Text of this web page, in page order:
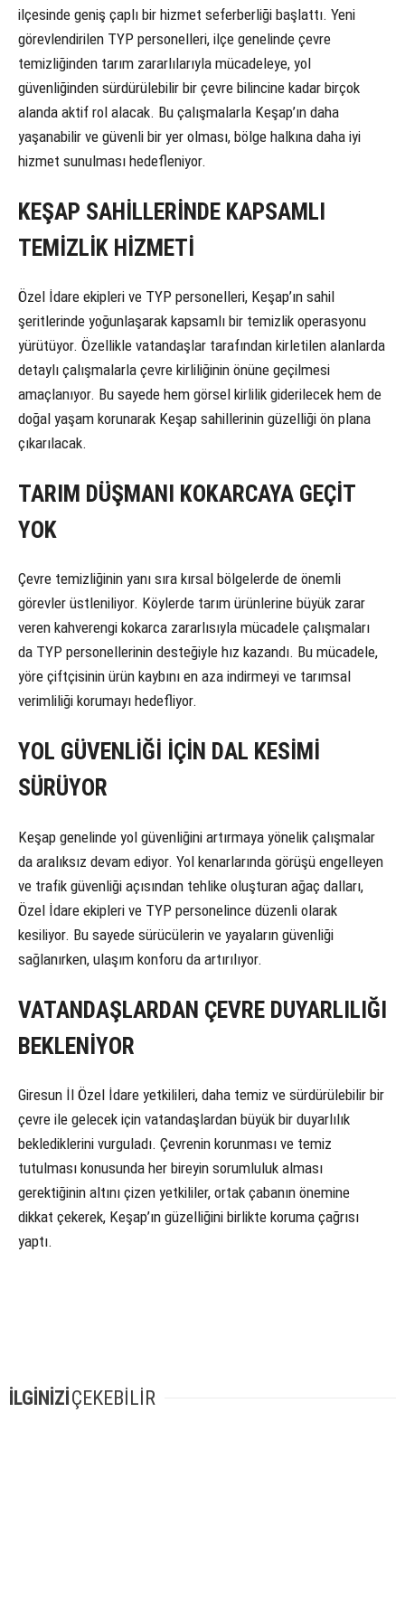
ilçesinde geniş çaplı bir hizmet seferberliği başlattı. Yeni
görevlendirilen TYP personelleri, ilçe genelinde çevre
temizliğinden tarım zararlılarıyla mücadeleye, yol
güvenliğinden sürdürülebilir bir çevre bilincine kadar birçok
alanda aktif rol alacak. Bu çalışmalarla Keşap’ın daha
yaşanabilir ve güvenli bir yer olması, bölge halkına daha iyi
hizmet sunulması hedefleniyor.
KEŞAP SAHİLLERİNDE KAPSAMLI
TEMİZLİK HİZMETİ
Özel İdare ekipleri ve TYP personelleri, Keşap’ın sahil
şeritlerinde yoğunlaşarak kapsamlı bir temizlik operasyonu
yürütüyor. Özellikle vatandaşlar tarafından kirletilen alanlarda
detaylı çalışmalarla çevre kirliliğinin önüne geçilmesi
amaçlanıyor. Bu sayede hem görsel kirlilik giderilecek hem de
doğal yaşam korunarak Keşap sahillerinin güzelliği ön plana
çıkarılacak.
TARIM DÜŞMANI KOKARCAYA GEÇİT
YOK
Çevre temizliğinin yanı sıra kırsal bölgelerde de önemli
görevler üstleniliyor. Köylerde tarım ürünlerine büyük zarar
veren kahverengi kokarca zararlısıyla mücadele çalışmaları
da TYP personellerinin desteğiyle hız kazandı. Bu mücadele,
yöre çiftçisinin ürün kaybını en aza indirmeyi ve tarımsal
verimliliği korumayı hedefliyor.
YOL GÜVENLİĞİ İÇİN DAL KESİMİ
SÜRÜYOR
Keşap genelinde yol güvenliğini artırmaya yönelik çalışmalar
da aralıksız devam ediyor. Yol kenarlarında görüşü engelleyen
ve trafik güvenliği açısından tehlike oluşturan ağaç dalları,
Özel İdare ekipleri ve TYP personelince düzenli olarak
kesiliyor. Bu sayede sürücülerin ve yayaların güvenliği
sağlanırken, ulaşım konforu da artırılıyor.
VATANDAŞLARDAN ÇEVRE DUYARLILIĞI
BEKLENİYOR
Giresun İl Özel İdare yetkilileri, daha temiz ve sürdürülebilir bir
çevre ile gelecek için vatandaşlardan büyük bir duyarlılık
beklediklerini vurguladı. Çevrenin korunması ve temiz
tutulması konusunda her bireyin sorumluluk alması
gerektiğinin altını çizen yetkililer, ortak çabanın önemine
dikkat çekerek, Keşap’ın güzelliğini birlikte koruma çağrısı
yaptı.
İLGİNİZİÇEKEBİLİR